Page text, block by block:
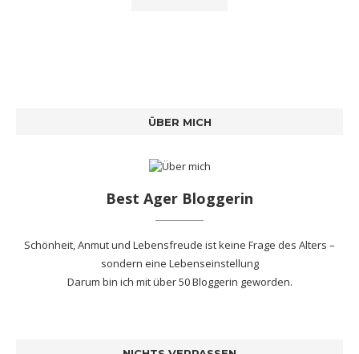
ÜBER MICH
Best Ager Bloggerin
Schönheit, Anmut und Lebensfreude ist keine Frage des Alters –
sondern eine Lebenseinstellung
Darum bin ich mitüber 50 Bloggerin geworden.